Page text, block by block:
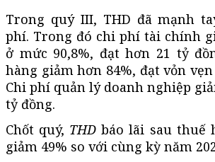
Trong quý III, THD đã mạnh
phí. Trong đó chi phí tài chính
ở mức 90,8%, đạt hơn 21 tỷ
hàng giảm hơn 84%, đạt vỏn
Chi phí quản lý doanh nghiệp
tỷ đồng.
Chốt quý, THD báo lãi sau thuế
giảm 49% so với cùng kỳ năm